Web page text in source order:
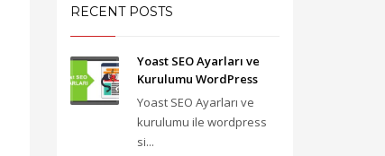
RECENT POSTS
Yoast SEO Ayarları ve
Kurulumu WordPress
Yoast SEO Ayarları ve
kurulumu ile wordpress
si...